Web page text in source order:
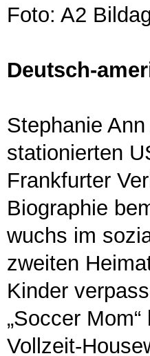
Foto: A2
Deutsch-
Stephanie
stationierten
Frankfurter
Biographie
wuchs im
zweiten
Kinder
„Soccer
Vollzeit-